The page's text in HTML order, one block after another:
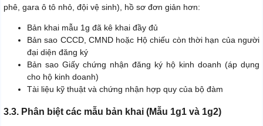
phê, gara ô tô nhỏ, đội vệ sinh), hồ sơ đơn giản hơn:
Bản khai mẫu 1g đã kê khai đầy đủ
Bản sao CCCD, CMND hoặc Hộ chiếu còn thời hạn của người
đại diện đăng ký
Bản sao Giấy chứng nhận đăng ký hộ kinh doanh (áp dụng
cho hộ kinh doanh)
Tài liệu kỹ thuật và chứng nhận hợp quy của bộ đàm
3.3. Phân biệt các mẫu bản khai (Mẫu 1g1 và 1g2)